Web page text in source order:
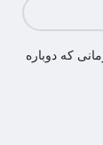
که دوباره